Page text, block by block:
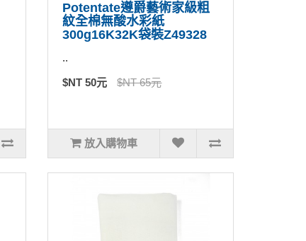
Potentate遵爵藝術家級粗
紋全棉無酸水彩紙
300g16K32K袋裝Z49328
..
$NT 50元 $NT 65元
放入購物車